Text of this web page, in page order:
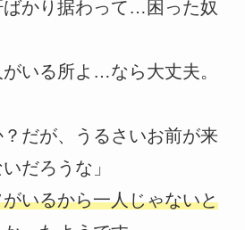
ばかり据わって…困った奴
いる所よ…なら大丈夫。
だが、うるさいお前が来
だろうな」
いるから一人じゃないと